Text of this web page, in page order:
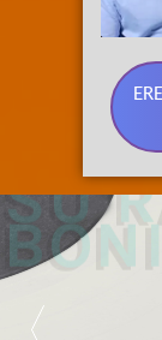
SU